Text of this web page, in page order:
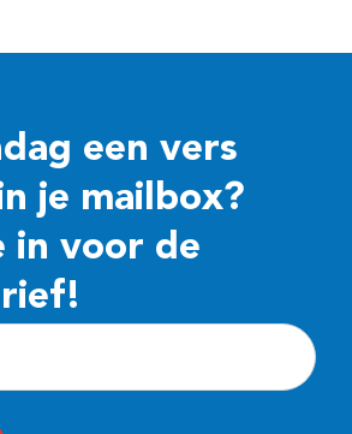
een vers
je mailbox?
in voor de